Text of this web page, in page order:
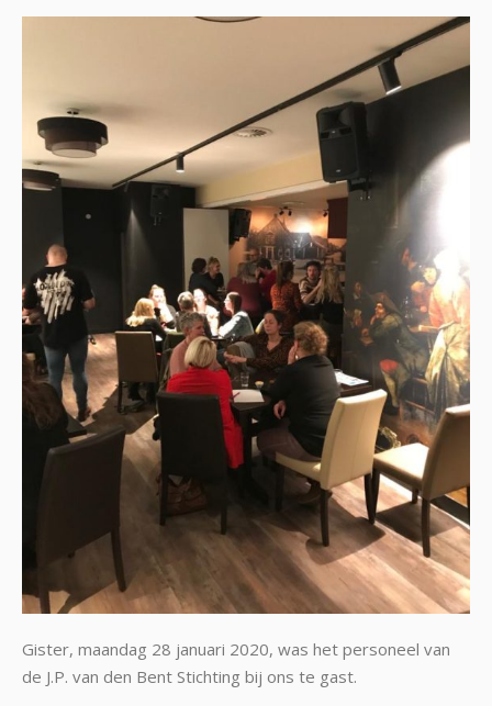
Gister, maandag 28 januari 2020, was het personeel van
de J.P. van den Bent Stichting bij ons te gast.